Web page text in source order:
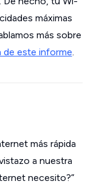
máximas
más sobre
de este informe.
más rápida
a nuestra
necesito?”